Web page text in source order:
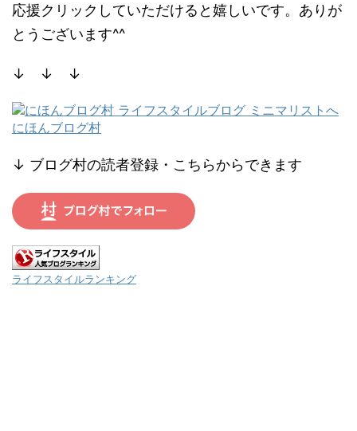
応援クリックしていただけると嬉しいです。ありが
とうございます^^
↓ ↓ ↓
にほんブログ村
↓ ブログ村の読者登録・こちらからできます
ライフスタイルランキング